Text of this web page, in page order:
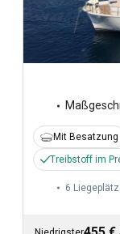
Mit Besatzung
Treibstoff im
6